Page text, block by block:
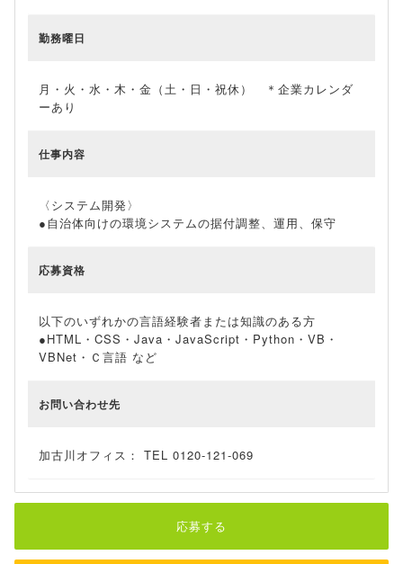
勤務曜日
月・火・水・木・金（土・日・祝休） ＊企業カレンダ
ーあり
仕事内容
〈システム開発〉
●自治体向けの環境システムの据付調整、運用、保守
応募資格
以下のいずれかの言語経験者または知識のある方
●HTML・CSS・Java・JavaScript・Python・VB・
VBNet・Ｃ言語 など
お問い合わせ先
加古川オフィス： TEL 0120-121-069
応募する